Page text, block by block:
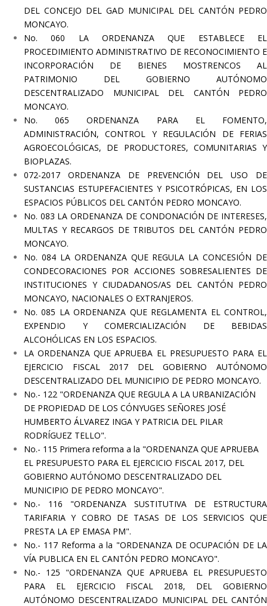
DEL CONCEJO DEL GAD MUNICIPAL DEL CANTÓN PEDRO
MONCAYO.
No. 060 LA ORDENANZA QUE ESTABLECE EL
PROCEDIMIENTO ADMINISTRATIVO DE RECONOCIMIENTO E
INCORPORACIÓN DE BIENES MOSTRENCOS AL
PATRIMONIO DEL GOBIERNO AUTÓNOMO
DESCENTRALIZADO MUNICIPAL DEL CANTÓN PEDRO
MONCAYO.
No. 065 ORDENANZA PARA EL FOMENTO,
ADMINISTRACIÓN, CONTROL Y REGULACIÓN DE FERIAS
AGROECOLÓGICAS, DE PRODUCTORES, COMUNITARIAS Y
BIOPLAZAS.
072-2017 ORDENANZA DE PREVENCIÓN DEL USO DE
SUSTANCIAS ESTUPEFACIENTES Y PSICOTRÓPICAS, EN LOS
ESPACIOS PÚBLICOS DEL CANTÓN PEDRO MONCAYO.
No. 083 LA ORDENANZA DE CONDONACIÓN DE INTERESES,
MULTAS Y RECARGOS DE TRIBUTOS DEL CANTÓN PEDRO
MONCAYO.
No. 084 LA ORDENANZA QUE REGULA LA CONCESIÓN DE
CONDECORACIONES POR ACCIONES SOBRESALIENTES DE
INSTITUCIONES Y CIUDADANOS/AS DEL CANTÓN PEDRO
MONCAYO, NACIONALES O EXTRANJEROS.
No. 085 LA ORDENANZA QUE REGLAMENTA EL CONTROL,
EXPENDIO Y COMERCIALIZACIÓN DE BEBIDAS
ALCOHÓLICAS EN LOS ESPACIOS.
LA ORDENANZA QUE APRUEBA EL PRESUPUESTO PARA EL
EJERCICIO FISCAL 2017 DEL GOBIERNO AUTÓNOMO
DESCENTRALIZADO DEL MUNICIPIO DE PEDRO MONCAYO.
No.- 122 "ORDENANZA QUE REGULA A LA URBANIZACIÓN
DE PROPIEDAD DE LOS CÓNYUGES SEÑORES JOSÉ
HUMBERTO ÁLVAREZ INGA Y PATRICIA DEL PILAR
RODRÍGUEZ TELLO".
No.- 115 Primera reforma a la "ORDENANZA QUE APRUEBA
EL PRESUPUESTO PARA EL EJERCICIO FISCAL 2017, DEL
GOBIERNO AUTÓNOMO DESCENTRALIZADO DEL
MUNICIPIO DE PEDRO MONCAYO".
No.- 116 "ORDENANZA SUSTITUTIVA DE ESTRUCTURA
TARIFARIA Y COBRO DE TASAS DE LOS SERVICIOS QUE
PRESTA LA EP EMASA PM".
No.- 117 Reforma a la "ORDENANZA DE OCUPACIÓN DE LA
VÍA PUBLICA EN EL CANTÓN PEDRO MONCAYO".
No.- 125 "ORDENANZA QUE APRUEBA EL PRESUPUESTO
PARA EL EJERCICIO FISCAL 2018, DEL GOBIERNO
AUTÓNOMO DESCENTRALIZADO MUNICIPAL DEL CANTÓN